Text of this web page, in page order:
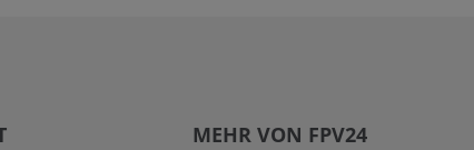
MEHR VON FPV24